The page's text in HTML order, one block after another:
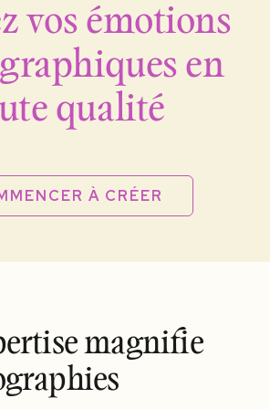
vos émotions
en
qualité
À CRÉER
magnifie